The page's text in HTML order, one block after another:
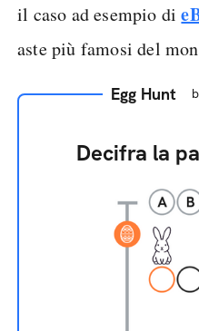
il caso ad esempio di
aste più famosi del
Egg Hunt
Decifra la